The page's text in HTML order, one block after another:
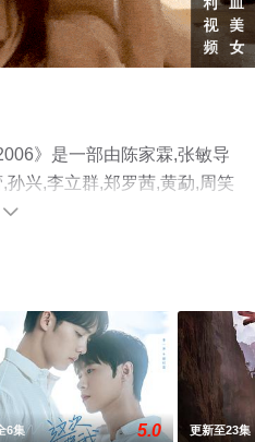
》是一部由陈家霖,张敏导
兴,李立群,郑罗茜,黄勐,周笑
台湾电视剧，大结局剧情已
息可移步至豆瓣电视剧、

6集 5.0 更新至23集